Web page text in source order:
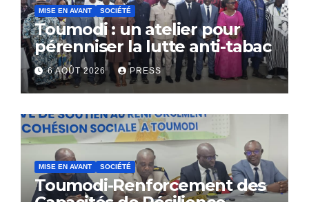
MISE EN AVANT SOCIÉTÉ
Toumodi : un atelier pour
pérenniser la lutte anti-tabac
6 AOÛT 2026 PRESS
MISE EN AVANT SOCIÉTÉ
Toumodi-Renforcement des